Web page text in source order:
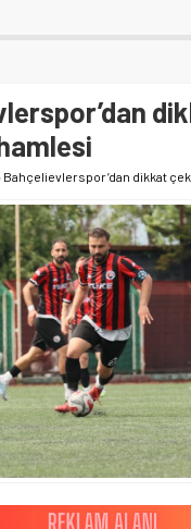
Bahçelievlerspor’dan dikkat